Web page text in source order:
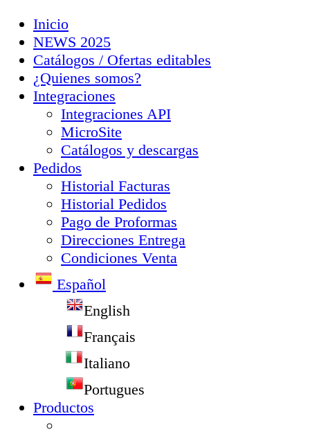
Inicio
NEWS 2025
Catálogos / Ofertas editables
¿Quienes somos?
Integraciones
Integraciones API
MicroSite
Catálogos y descargas
Pedidos
Historial Facturas
Historial Pedidos
Pago de Proformas
Direcciones Entrega
Condiciones Venta
Español
English
Français
Italiano
Portugues
Productos